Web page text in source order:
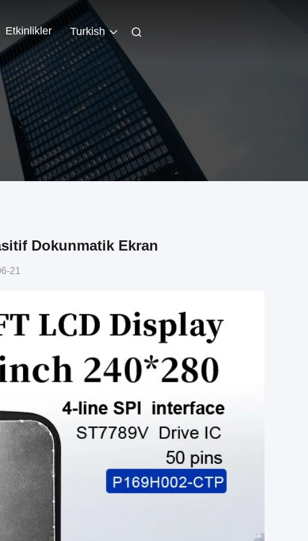
Etkinlikler Turkish
Dokunmatik Ekran
21